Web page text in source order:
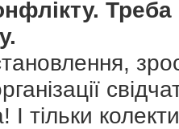
тільки